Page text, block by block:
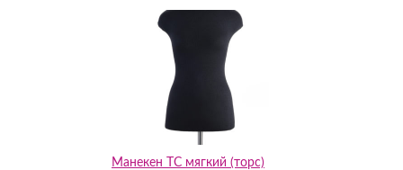
Манекен ТС мягкий (торс)